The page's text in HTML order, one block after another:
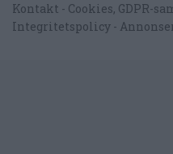
Kontakt
Cookies, GDPR-
Integritetspolicy